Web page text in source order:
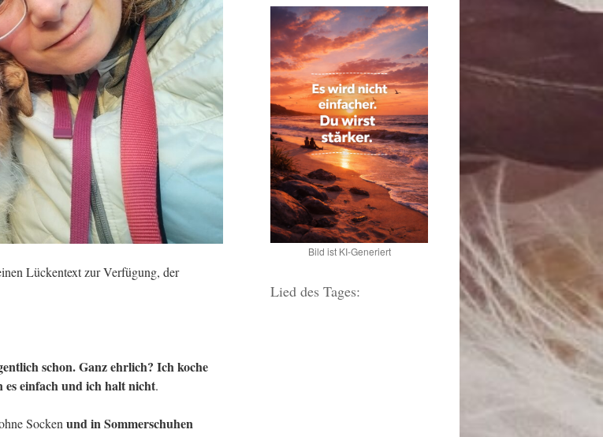
Lückentext zur Verfügung, der
schon. Ganz ehrlich? Ich koche
es einfach und ich halt nicht.
Socken und in Sommerschuhen
Bild ist KI-Generiert
Lied des Tages: